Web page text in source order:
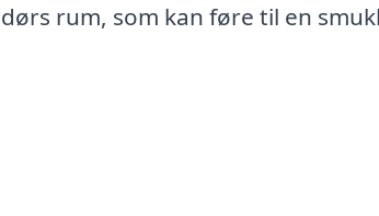
rum, som kan føre til en